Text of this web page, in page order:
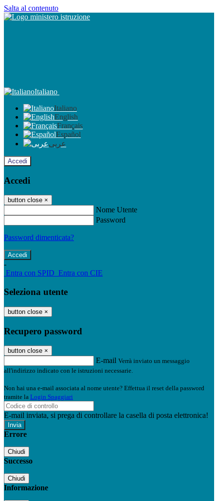
Salta al contenuto
Italiano
Italiano
English
Français
Español
عربى
Accedi
Accedi
button close ×
Nome Utente
Password
Password dimenticata?
-
Entra con SPID Entra con CIE
Seleziona utente
button close ×
Recupero password
button close ×
E-mail Verrà inviato un messaggio
all'indirizzo indicato con le istruzioni necessarie.
Non hai una e-mail associata al nome utente? Effettua il reset della password
tramite la Login Spaggiari
E-mail inviata, si prega di controllare la casella di posta elettronica!
Errore
Chiudi
Successo
Chiudi
Informazione